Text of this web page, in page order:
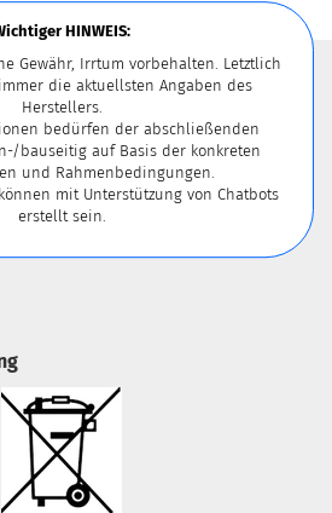
HINWEIS:
Gewähr, Irrtum vorbehalten. Letztlich
die aktuellsten Angaben des
Herstellers.
bedürfen der abschließenden
bauseitig auf Basis der konkreten
und Rahmenbedingungen.
mit Unterstützung von Chatbots
erstellt sein.